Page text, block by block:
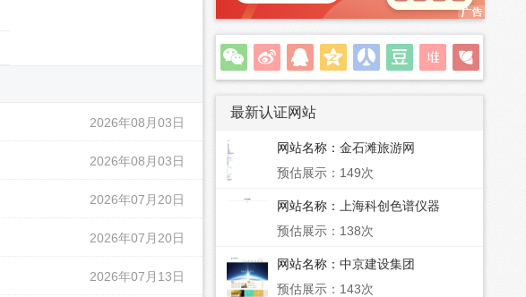
2026年08月03日
2026年08月03日
2026年07月20日
2026年07月20日
2026年07月13日
最新认证网站
网站名称： 金石滩旅游网
预估展示：149次
网站名称：
上海科创色谱仪器
预估展示：138次
网站名称： 中京建设集团
预估展示：143次